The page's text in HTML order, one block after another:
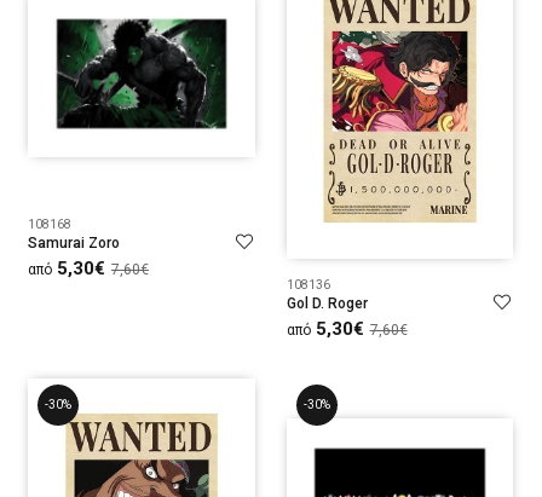
108168
Samurai Zoro
από 5,30€ 7,60€
108136
Gol D. Roger
από 5,30€ 7,60€
-30% -30%